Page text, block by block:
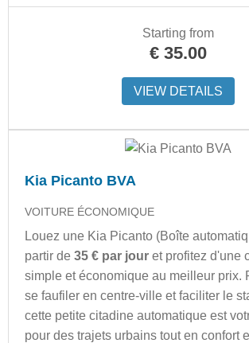
Starting from
€ 35.00
VIEW DETAILS
Kia Picanto BVA
VOITURE ÉCONOMIQUE
Louez une Kia Picanto (Boîte
partir de 35 € par jour et profitez d'une
simple et économique au meilleur prix.
se faufiler en centre-ville et faciliter le
cette petite citadine automatique est
pour des trajets urbains tout en confort